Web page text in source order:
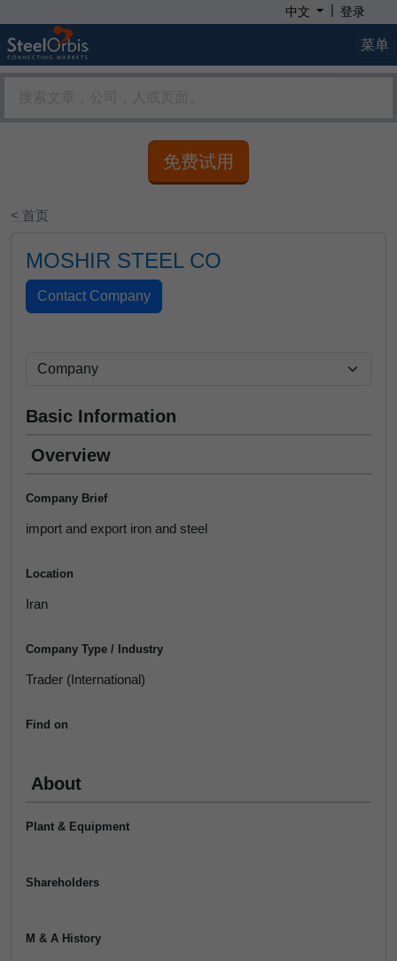
中文 | 登录
菜单
免费试用
< 首页
MOSHIR STEEL CO
Basic Information
Overview
Company Brief
import and export iron and steel
Location
Iran
Company Type / Industry
Trader (International)
Find on
About
Plant & Equipment
Shareholders
M & A History